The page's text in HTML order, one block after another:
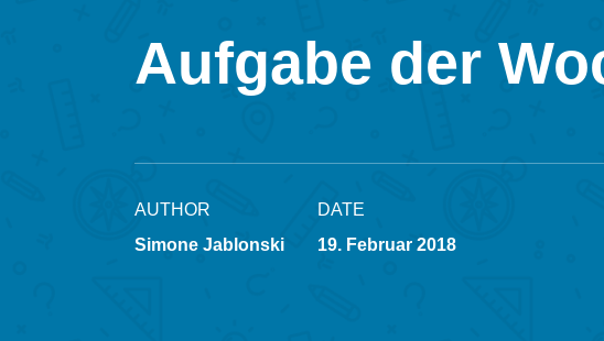
Aufgabe der
AUTHOR
Simone Jablonski
DATE
19. Februar 2018